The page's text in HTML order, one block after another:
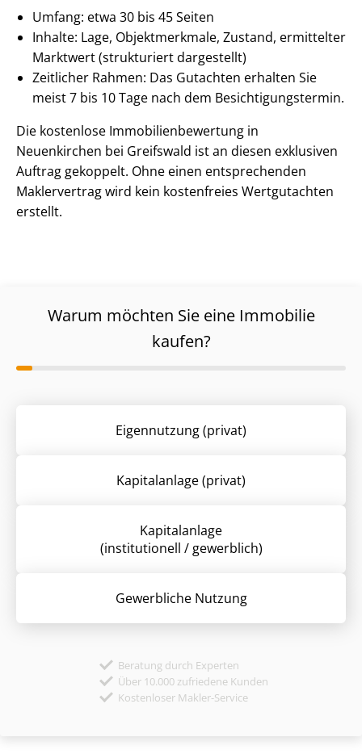
Umfang: etwa 30 bis 45 Seiten
Inhalte: Lage, Objektmerkmale, Zustand, ermittelter
Marktwert (strukturiert dargestellt)
Zeitlicher Rahmen: Das Gutachten erhalten Sie
meist 7 bis 10 Tage nach dem Be­sich­ti­gungs­ter­min.
Die kostenlose Im­mo­bi­li­en­be­wer­tung in
Neuenkirchen bei Greifswald ist an diesen exklusiven
Auftrag gekoppelt. Ohne einen entsprechenden
Maklervertrag wird kein kostenfreies Wertgutachten
erstellt.
Warum möchten Sie eine Immobilie
kaufen?
Eigennutzung (privat)
Kapitalanlage (privat)
Kapitalanlage
(institutionell / gewerblich)
Gewerbliche Nutzung
Beratung durch Experten
Über 10.000 zufriedene Kunden
Kostenloser Makler-Service